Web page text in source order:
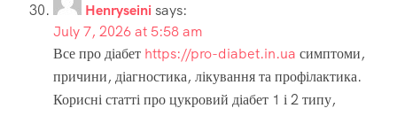
Henryseini says:
July 7, 2026 at 5:58 am
Все про діабет https://pro-diabet.in.ua симптоми,
причини, діагностика, лікування та профілактика.
Корисні статті про цукровий діабет 1 і 2 типу,